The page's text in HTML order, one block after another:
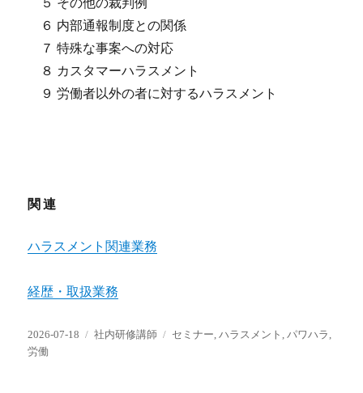
６ 内部通報制度との関係
７ 特殊な事案への対応
８ カスタマーハラスメント
９ 労働者以外の者に対するハラスメント
関連
ハラスメント関連業務
経歴・取扱業務
投
稿
2026-07-18
カ
社内研修講師
タ
セミナー ,ハラスメント パワハラ
労働